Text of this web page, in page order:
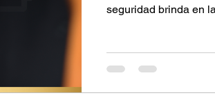
seguridad brinda en